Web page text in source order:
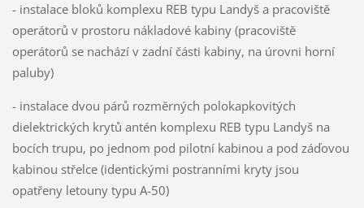
- instalace bloků komplexu REB typu Landyš a pracoviště
operátorů v prostoru nákladové kabiny (pracoviště
operátorů se nachází v zadní části kabiny, na úrovni horní
paluby)
- instalace dvou párů rozměrných polokapkovitých
dielektrických krytů antén komplexu REB typu Landyš na
bocích trupu, po jednom pod pilotní kabinou a pod záďovou
kabinou střelce (identickými postranními kryty jsou
opatřeny letouny typu A-50)